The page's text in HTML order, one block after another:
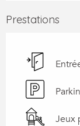
Prestations
Jeux